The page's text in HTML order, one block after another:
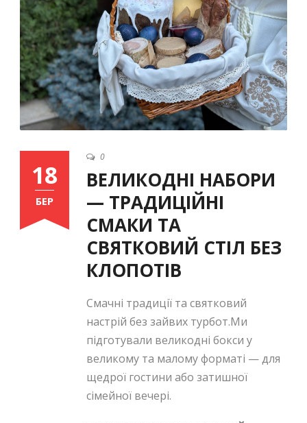
Ukrainian
18
БЕР
0
ВЕЛИКОДНІ НАБОРИ
— ТРАДИЦІЙНІ
СМАКИ ТА
СВЯТКОВИЙ СТІЛ БЕЗ
КЛОПОТІВ
Смачні традиції та святковий
настрій без зайвих турбот.Ми
підготували великодні бокси у
великому та малому форматі — для
щедрої гостини або затишної
сімейної вечері.